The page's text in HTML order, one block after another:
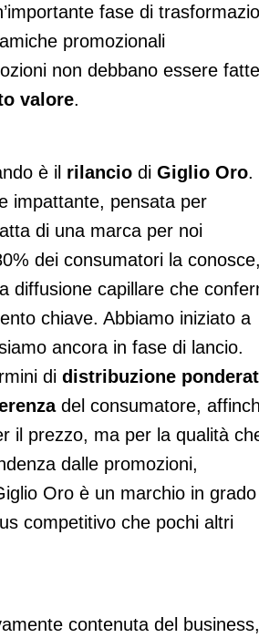
fase di
promozionali
non debbano essere
valore.
è il rilancio di Giglio Oro.
impattante, pensata per
di una marca per noi
dei consumatori la
diffusione capillare che
chiave. Abbiamo iniziato a
ancora in fase di lancio.
di distribuzione
del consumatore,
il prezzo, ma per la qualità
dalle promozioni,
Oro è un marchio in
competitivo che pochi altri
contenuta del business,